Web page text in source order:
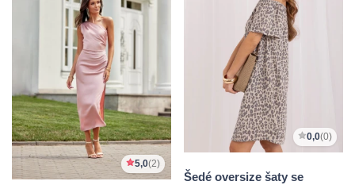
5,0(2)
0,0(0)
Šedé oversize šaty se